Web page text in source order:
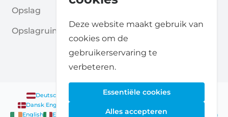
Deze website maakt gebruik van
cookies om de
gebruikerservaring te
verbeteren.
Essentiële cookies
Alles accepteren
Opslag
Opslagruimte Gidsen
Deutsch Nederlands|Français|English
Dansk English
English
English
English Nederlands|English Norsk |English English